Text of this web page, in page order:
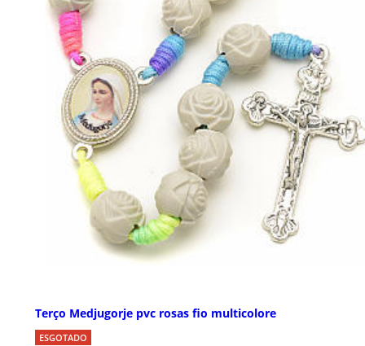
Terço Medjugorje pvc rosas fio multicolore
ESGOTADO